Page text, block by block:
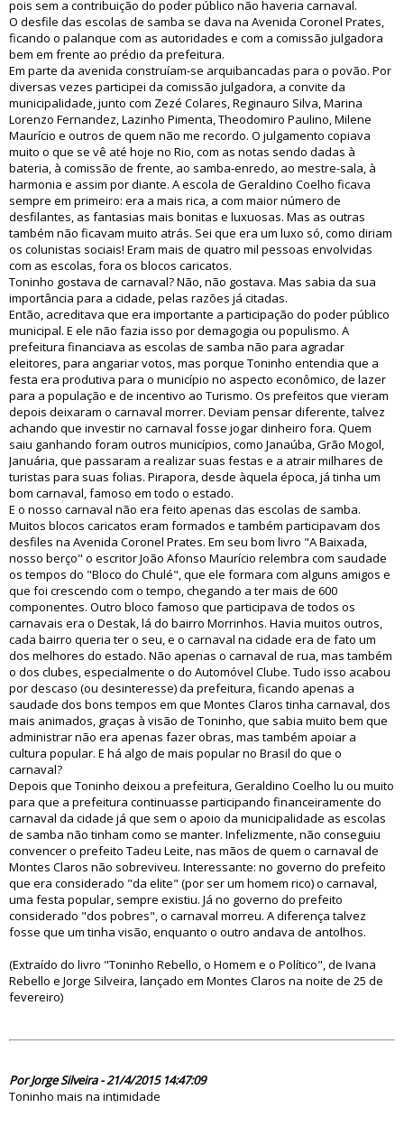
pois sem a contribuição do poder público não haveria carnaval.
O desfile das escolas de samba se dava na Avenida Coronel Prates,
ficando o palanque com as autoridades e com a comissão julgadora
bem em frente ao prédio da prefeitura.
Em parte da avenida construíam-se arquibancadas para o povão. Por
diversas vezes participei da comissão julgadora, a convite da
municipalidade, junto com Zezé Colares, Reginauro Silva, Marina
Lorenzo Fernandez, Lazinho Pimenta, Theodomiro Paulino, Milene
Maurício e outros de quem não me recordo. O julgamento copiava
muito o que se vê até hoje no Rio, com as notas sendo dadas à
bateria, à comissão de frente, ao samba-enredo, ao mestre-sala, à
harmonia e assim por diante. A escola de Geraldino Coelho ficava
sempre em primeiro: era a mais rica, a com maior número de
desfilantes, as fantasias mais bonitas e luxuosas. Mas as outras
também não ficavam muito atrás. Sei que era um luxo só, como diriam
os colunistas sociais! Eram mais de quatro mil pessoas envolvidas
com as escolas, fora os blocos caricatos.
Toninho gostava de carnaval? Não, não gostava. Mas sabia da sua
importância para a cidade, pelas razões já citadas.
Então, acreditava que era importante a participação do poder público
municipal. E ele não fazia isso por demagogia ou populismo. A
prefeitura financiava as escolas de samba não para agradar
eleitores, para angariar votos, mas porque Toninho entendia que a
festa era produtiva para o município no aspecto econômico, de lazer
para a população e de incentivo ao Turismo. Os prefeitos que vieram
depois deixaram o carnaval morrer. Deviam pensar diferente, talvez
achando que investir no carnaval fosse jogar dinheiro fora. Quem
saiu ganhando foram outros municípios, como Janaúba, Grão Mogol,
Januária, que passaram a realizar suas festas e a atrair milhares de
turistas para suas folias. Pirapora, desde àquela época, já tinha um
bom carnaval, famoso em todo o estado.
E o nosso carnaval não era feito apenas das escolas de samba.
Muitos blocos caricatos eram formados e também participavam dos
desfiles na Avenida Coronel Prates. Em seu bom livro "A Baixada,
nosso berço" o escritor João Afonso Maurício relembra com saudade
os tempos do "Bloco do Chulé", que ele formara com alguns amigos e
que foi crescendo com o tempo, chegando a ter mais de 600
componentes. Outro bloco famoso que participava de todos os
carnavais era o Destak, lá do bairro Morrinhos. Havia muitos outros,
cada bairro queria ter o seu, e o carnaval na cidade era de fato um
dos melhores do estado. Não apenas o carnaval de rua, mas também
o dos clubes, especialmente o do Automóvel Clube. Tudo isso acabou
por descaso (ou desinteresse) da prefeitura, ficando apenas a
saudade dos bons tempos em que Montes Claros tinha carnaval, dos
mais animados, graças à visão de Toninho, que sabia muito bem que
administrar não era apenas fazer obras, mas também apoiar a
cultura popular. E há algo de mais popular no Brasil do que o
carnaval?
Depois que Toninho deixou a prefeitura, Geraldino Coelho lu ou muito
para que a prefeitura continuasse participando financeiramente do
carnaval da cidade já que sem o apoio da municipalidade as escolas
de samba não tinham como se manter. Infelizmente, não conseguiu
convencer o prefeito Tadeu Leite, nas mãos de quem o carnaval de
Montes Claros não sobreviveu. Interessante: no governo do prefeito
que era considerado "da elite" (por ser um homem rico) o carnaval,
uma festa popular, sempre existiu. Já no governo do prefeito
considerado "dos pobres", o carnaval morreu. A diferença talvez
fosse que um tinha visão, enquanto o outro andava de antolhos.
(Extraído do livro "Toninho Rebello, o Homem e o Político", de Ivana
Rebello e Jorge Silveira, lançado em Montes Claros na noite de 25 de
fevereiro)
Por Jorge Silveira - 21/4/2015 14:47:09
Toninho mais na intimidade